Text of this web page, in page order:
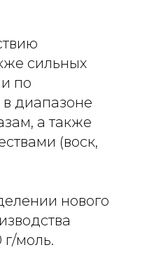
сильных
по
в диапазоне
а также
(воск,
нового
моль.